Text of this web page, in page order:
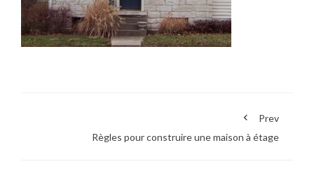
Prev
Règles pour construire une maison à étage